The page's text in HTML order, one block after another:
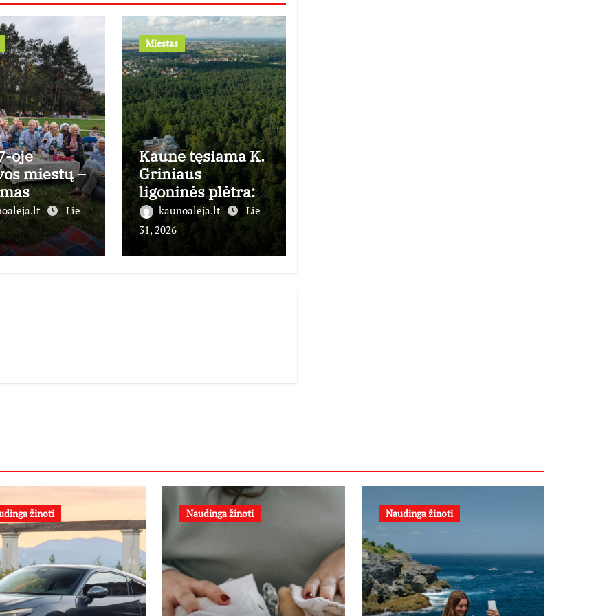
oje
miestų –
čia ir
Lie
Miestas
Kaune tęsiama K.
Griniaus
ligoninės plėtra:
Kulautuvoje
pasiruošimas
Panemunėje –
kaunoaleja.lt
Lie
31, 2026
žinoti Naudinga žinoti Naudinga žinoti